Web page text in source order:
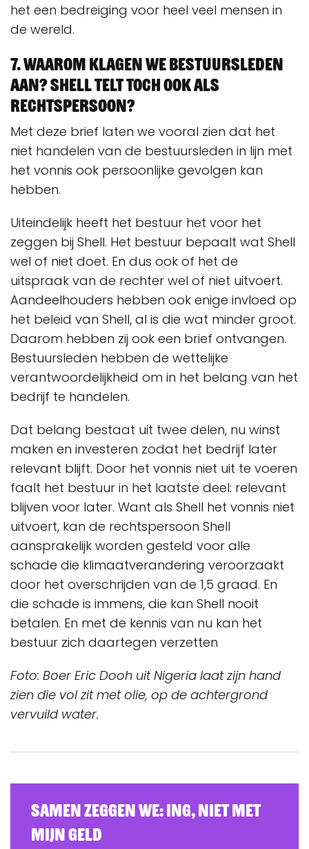
het een bedreiging voor heel veel mensen in
de wereld.
7.Waarom klagen we bestuursleden
aan? Shell telt toch ook als
rechtspersoon?
Met deze brief laten we vooral zien dat het
niet handelen van de bestuursleden in lijn met
het vonnis ook persoonlijke gevolgen kan
hebben.
Uiteindelijk heeft het bestuur het voor het
zeggen bij Shell. Het bestuur bepaalt wat Shell
wel of niet doet. En dus ook of het de
uitspraak van de rechter wel of niet uitvoert.
Aandeelhouders hebben ook enige invloed op
het beleid van Shell, al is die wat minder groot.
Daarom hebben zij ook een brief ontvangen.
Bestuursleden hebben de wettelijke
verantwoordelijkheid om in het belang van het
bedrijf te handelen.
Dat belang bestaat uit twee delen, nu winst
maken en investeren zodat het bedrijf later
relevant blijft. Door het vonnis niet uit te voeren
faalt het bestuur in het laatste deel: relevant
blijven voor later. Want als Shell het vonnis niet
uitvoert, kan de rechtspersoon Shell
aansprakelijk worden gesteld voor alle
schade die klimaatverandering veroorzaakt
door het overschrijden van de 1,5 graad. En
die schade is immens, die kan Shell nooit
betalen. En met de kennis van nu kan het
bestuur zich daartegen verzetten
Foto: Boer Eric Dooh uit Nigeria laat zijn hand
zien die vol zit met olie, op de achtergrond
vervuild water.
Samen zeggen we: ING, Niet Met
Mijn Geld